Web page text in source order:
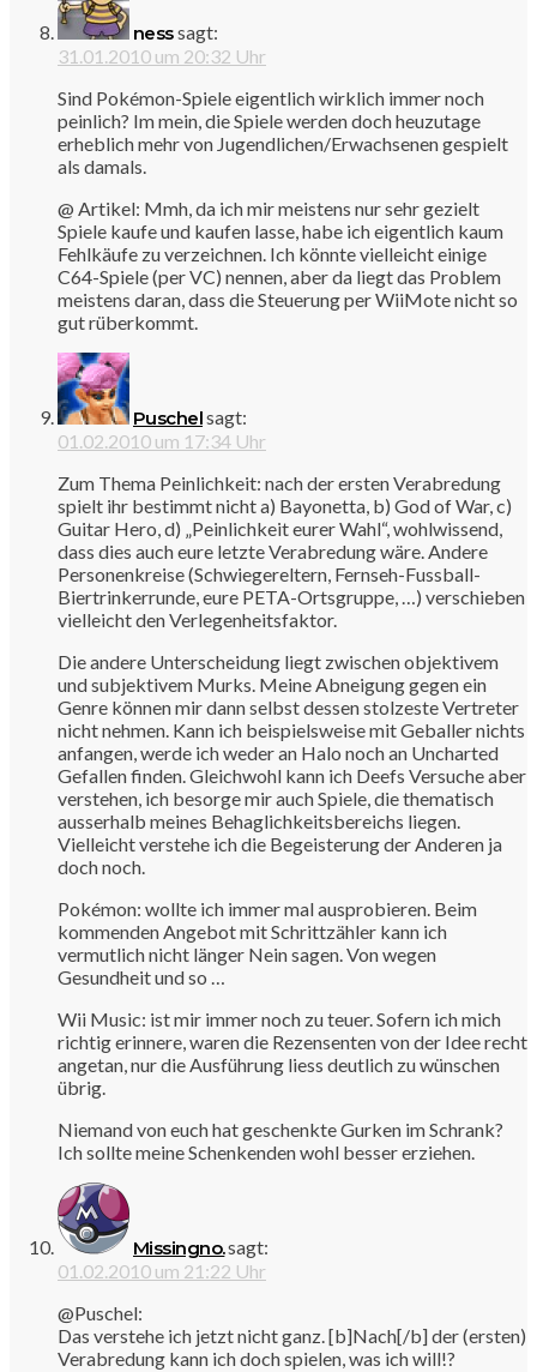
nesssagt:
31.01.2010 um 20:32 Uhr
Sind Pokémon-Spiele eigentlich wirklich immer noch
peinlich? Im mein, die Spiele werden doch heuzutage
erheblich mehr von Jugendlichen/Erwachsenen gespielt
als damals.
@ Artikel: Mmh, da ich mir meistens nur sehr gezielt
Spiele kaufe und kaufen lasse, habe ich eigentlich kaum
Fehlkäufe zu verzeichnen. Ich könnte vielleicht einige
C64-Spiele (per VC) nennen, aber da liegt das Problem
meistens daran, dass die Steuerung per WiiMote nicht so
gut rüberkommt.
Puschelsagt:
01.02.2010 um 17:34 Uhr
Zum Thema Peinlichkeit: nach der ersten Verabredung
spielt ihr bestimmt nicht a) Bayonetta, b) God of War, c)
Guitar Hero, d) „Peinlichkeit eurer Wahl“, wohlwissend,
dass dies auch eure letzte Verabredung wäre. Andere
Personenkreise (Schwiegereltern, Fernseh-Fussball-
Biertrinkerrunde, eure PETA-Ortsgruppe, …) verschieben
vielleicht den Verlegenheitsfaktor.
Die andere Unterscheidung liegt zwischen objektivem
und subjektivem Murks. Meine Abneigung gegen ein
Genre können mir dann selbst dessen stolzeste Vertreter
nicht nehmen. Kann ich beispielsweise mit Geballer nichts
anfangen, werde ich weder an Halo noch an Uncharted
Gefallen finden. Gleichwohl kann ich Deefs Versuche aber
verstehen, ich besorge mir auch Spiele, die thematisch
ausserhalb meines Behaglichkeitsbereichs liegen.
Vielleicht verstehe ich die Begeisterung der Anderen ja
doch noch.
Pokémon: wollte ich immer mal ausprobieren. Beim
kommenden Angebot mit Schrittzähler kann ich
vermutlich nicht länger Nein sagen. Von wegen
Gesundheit und so …
Wii Music: ist mir immer noch zu teuer. Sofern ich mich
richtig erinnere, waren die Rezensenten von der Idee recht
angetan, nur die Ausführung liess deutlich zu wünschen
übrig.
Niemand von euch hat geschenkte Gurken im Schrank?
Ich sollte meine Schenkenden wohl besser erziehen.
Missingno.sagt:
01.02.2010 um 21:22 Uhr
@Puschel:
Das verstehe ich jetzt nicht ganz. [b]Nach[/b] der (ersten)
Verabredung kann ich doch spielen, was ich will!?